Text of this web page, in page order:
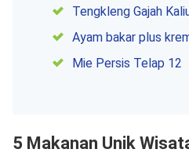
Tengkleng Gajah
Ayam bakar plus
Mie Persis Telap 12
5 Makanan Unik